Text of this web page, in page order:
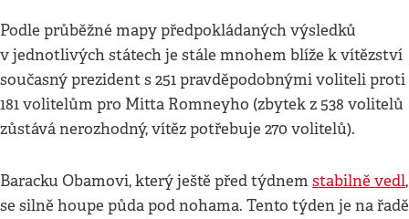
Podle průběžné mapy předpokládaných výsledků
v jednotlivých státech je stále mnohem blíže k vítězství
současný prezident s 251 pravděpodobnými voliteli proti
181 volitelům pro Mitta Romneyho (zbytek z 538 volitelů
zůstává nerozhodný, vítěz potřebuje 270 volitelů).
Baracku Obamovi, který ještě před týdnem stabilně vedl,
se silně houpe půda pod nohama. Tento týden je na řadě